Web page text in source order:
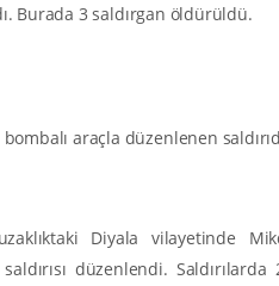
Burada 3 saldırgan öldürüldü.
araçla düzenlenen
Diyala vilayetinde
düzenlendi.